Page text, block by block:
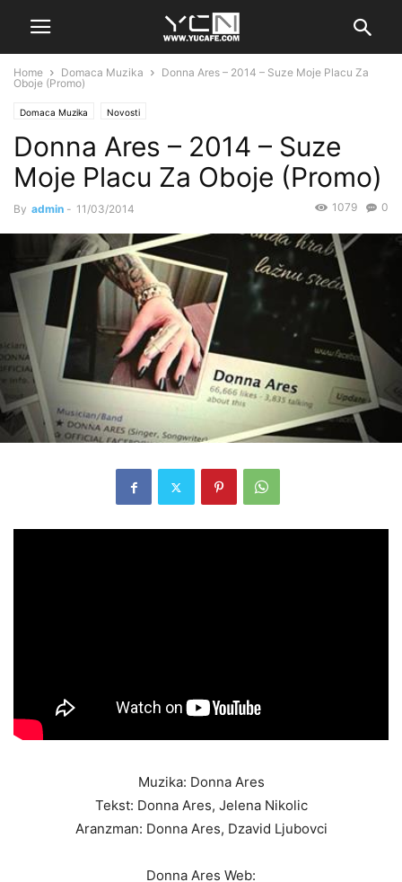
Home Domaca Muzika
Donna Ares – 2014 – Suze Moje Placu Za
Oboje (Promo)
Domaca Muzika Novosti
Donna Ares – 2014 – Suze
Moje Placu Za Oboje (Promo)
By admin - 11/03/2014 0
1079
Muzika: Donna Ares
Tekst: Donna Ares, Jelena Nikolic
Aranzman: Donna Ares, Dzavid Ljubovci
Donna Ares Web: